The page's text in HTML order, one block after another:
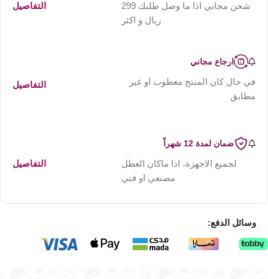
شحن مجاني اذا ما وصل طلبك 299
ريال و اكثر
التفاصيل
ارجاع مجاني
في حال كان المنتج معطوب او غير
مطابق
التفاصيل
ضمان لمدة 12 شهراً
لجميع الاجهزة، اذا ماكان العطل
مصنعي او فني
التفاصيل
وسائل الدفع: